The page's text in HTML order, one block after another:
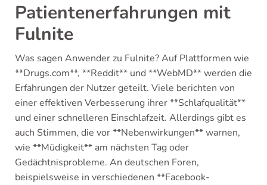
Patientenerfahrungen mit
Fulnite
Was sagen Anwender zu Fulnite? Auf Plattformen wie
**Drugs.com**, **Reddit** und **WebMD** werden die
Erfahrungen der Nutzer geteilt. Viele berichten von
einer effektiven Verbesserung ihrer **Schlafqualität**
und einer schnelleren Einschlafzeit. Allerdings gibt es
auch Stimmen, die vor **Nebenwirkungen** warnen,
wie **Müdigkeit** am nächsten Tag oder
Gedächtnisprobleme. An deutschen Foren,
beispielsweise in verschiedenen **Facebook-